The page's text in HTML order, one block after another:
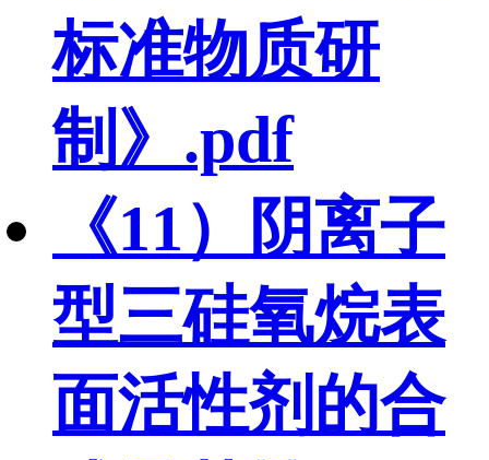
标准物质研
制》.pdf
《11）阴离子
型三硅氧烷表
面活性剂的合